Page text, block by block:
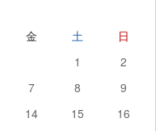
金 土
日
1
2
7 8
9
14 15
16